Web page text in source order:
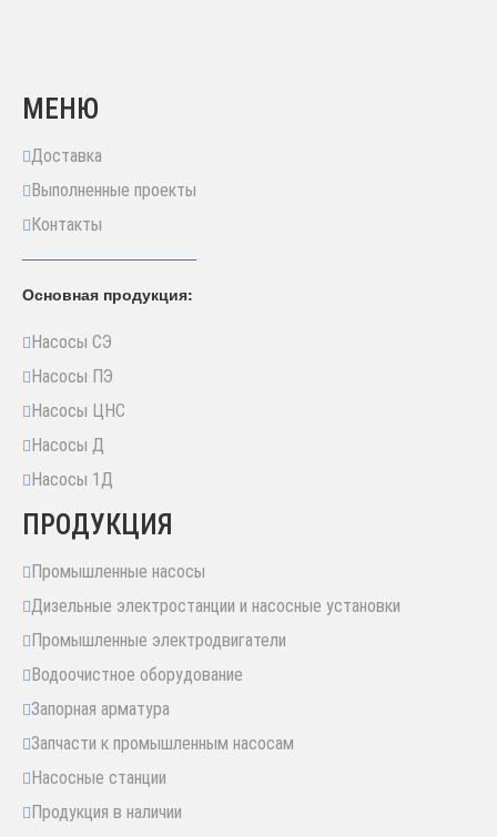
МЕНЮ
Доставка
Выполненные проекты
Контакты
Основная продукция:
Насосы СЭ
Насосы ПЭ
Насосы ЦНС
Насосы Д
Насосы 1Д
ПРОДУКЦИЯ
Промышленные насосы
Дизельные электростанции и насосные установки
Промышленные электродвигатели
Водоочистное оборудование
Запорная арматура
Запчасти к промышленным насосам
Насосные станции
Продукция в наличии